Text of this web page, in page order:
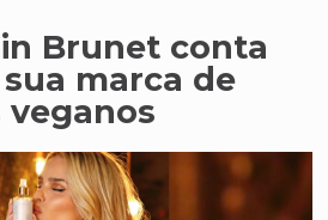
Brunet conta
marca de